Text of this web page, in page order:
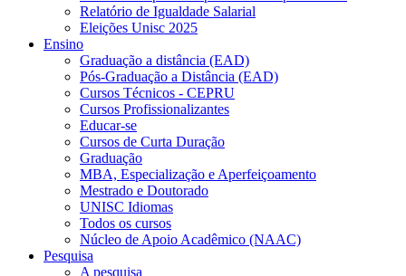
Relatório de Igualdade Salarial
Eleições Unisc 2025
Ensino
Graduação a distância (EAD)
Pós-Graduação a Distância (EAD)
Cursos Técnicos - CEPRU
Cursos Profissionalizantes
Educar-se
Cursos de Curta Duração
Graduação
MBA, Especialização e Aperfeiçoamento
Mestrado e Doutorado
UNISC Idiomas
Todos os cursos
Núcleo de Apoio Acadêmico (NAAC)
Pesquisa
A pesquisa